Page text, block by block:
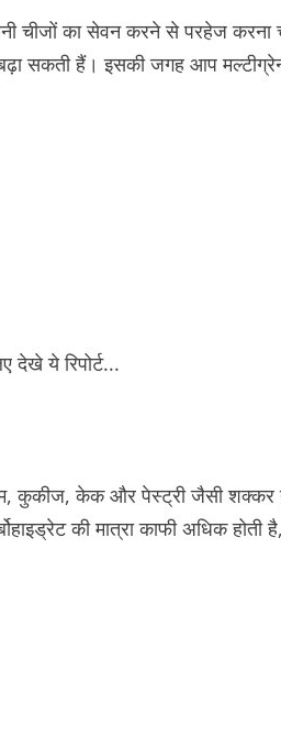
चीजों का सेवन करने से परहेज करना
सकती हैं। इसकी जगह आप
कुकीज, केक और पेस्ट्री जैसी
की मात्रा काफी अधिक